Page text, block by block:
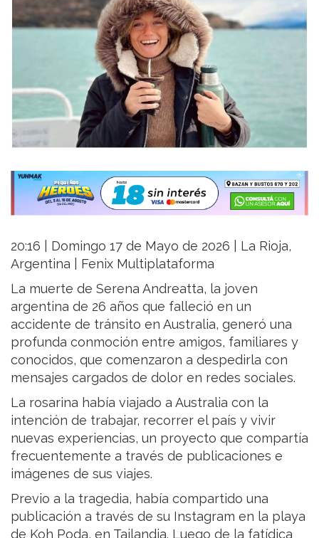
20:16 | Domingo 17 de Mayo de 2026 | La Rioja,
Argentina | Fenix Multiplataforma
La muerte de Serena Andreatta, la joven
argentina de 26 años que falleció en un
accidente de tránsito en Australia, generó una
profunda conmoción entre amigos, familiares y
conocidos, que comenzaron a despedirla con
mensajes cargados de dolor en redes sociales.
La rosarina había viajado a Australia con la
intención de trabajar, recorrer el país y vivir
nuevas experiencias, un proyecto que compartía
frecuentemente a través de publicaciones e
imágenes de sus viajes.
Previo a la tragedia, había compartido una
publicación a través de su Instagram en la playa
de Koh Poda, en Tailandia. Luego de la fatídica